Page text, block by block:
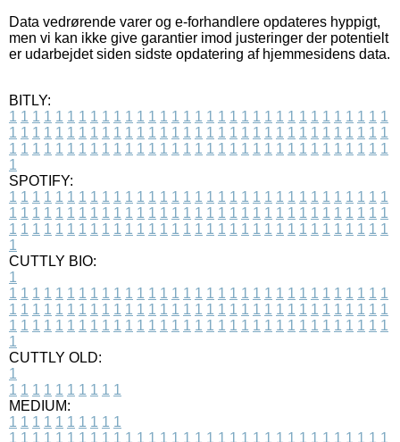
Data vedrørende varer og e-forhandlere opdateres hyppigt,
men vi kan ikke give garantier imod justeringer der potentielt
er udarbejdet siden sidste opdatering af hjemmesidens data.
BITLY:
1 1 1 1 1 1 1 1 1 1 1 1 1 1 1 1 1 1 1 1 1 1 1 1 1 1 1 1 1 1 1 1 1
1 1 1 1 1 1 1 1 1 1 1 1 1 1 1 1 1 1 1 1 1 1 1 1 1 1 1 1 1 1 1 1 1
1 1 1 1 1 1 1 1 1 1 1 1 1 1 1 1 1 1 1 1 1 1 1 1 1 1 1 1 1 1 1 1 1
1
SPOTIFY:
1 1 1 1 1 1 1 1 1 1 1 1 1 1 1 1 1 1 1 1 1 1 1 1 1 1 1 1 1 1 1 1 1
1 1 1 1 1 1 1 1 1 1 1 1 1 1 1 1 1 1 1 1 1 1 1 1 1 1 1 1 1 1 1 1 1
1 1 1 1 1 1 1 1 1 1 1 1 1 1 1 1 1 1 1 1 1 1 1 1 1 1 1 1 1 1 1 1 1
1
CUTTLY BIO:
1
1 1 1 1 1 1 1 1 1 1 1 1 1 1 1 1 1 1 1 1 1 1 1 1 1 1 1 1 1 1 1 1 1
1 1 1 1 1 1 1 1 1 1 1 1 1 1 1 1 1 1 1 1 1 1 1 1 1 1 1 1 1 1 1 1 1
1 1 1 1 1 1 1 1 1 1 1 1 1 1 1 1 1 1 1 1 1 1 1 1 1 1 1 1 1 1 1 1 1
1
CUTTLY OLD:
1
1 1 1 1 1 1 1 1 1 1
MEDIUM:
1 1 1 1 1 1 1 1 1 1
1 1 1 1 1 1 1 1 1 1 1 1 1 1 1 1 1 1 1 1 1 1 1 1 1 1 1 1 1 1 1 1 1